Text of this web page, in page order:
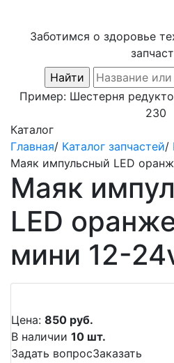
Заботимся о здоровье
Пример: Шестерня
230
Каталог
Главная/ Каталог запчастей/
Маяк импульсный LED
Маяк
LED
мини 12-
Цена: 850 руб.
В наличии 10 шт.
Задать вопросЗаказать